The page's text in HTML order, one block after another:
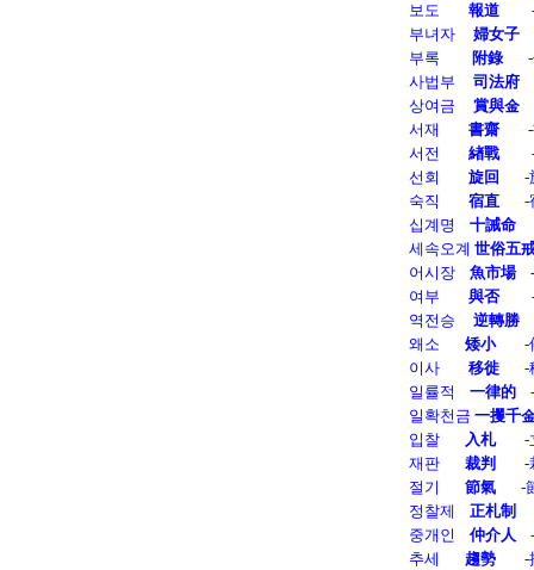
보도 報道
부녀자 婦女子
부록
附錄
사법부 司法府
상여금 賞與金
서재 書齋
서전 緖戰
선회 旋回
-
숙직 宿直
-
십계명 十誡命
세속오계 世俗五
어시장
   魚市場    -
여부 與否
역전승 逆轉勝
왜소
      矮小
이사 移徙
-
일률적 一律的
일확천금 一攫千
입찰 入札
재판 裁判
절기
節氣
-
정찰제 正札制
중개인 仲介人
추세 趨勢